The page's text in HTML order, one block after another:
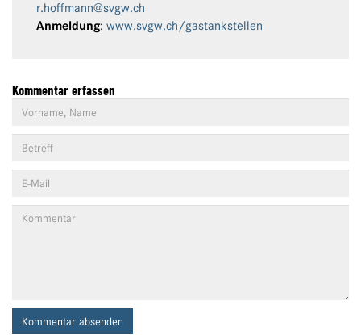
r.hoffmann@svgw.ch
Anmeldung: www.svgw.ch/gastankstellen
Kommentar erfassen
Kommentar absenden